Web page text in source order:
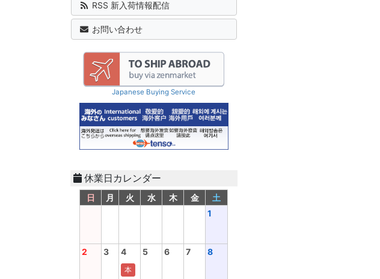
RSS 新入荷情報配信
お問い合わせ
Japanese Buying Service
休業日カレンダー
日 月 火 水 木 金
土
1
2 3 4
本
5 6 7 8